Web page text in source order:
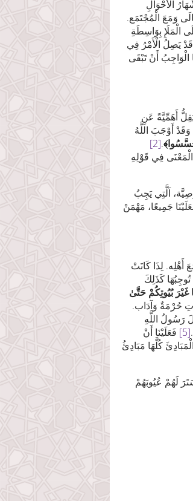
الْأَحْوَالِ
وَمَعَ الْمُجْتَمَع.
الْمَلَإِ بِوَاسِطَةِ
قَدْ يَصِلُ الْأَمْرُ فِي
الْوَاجِبُ أَنْ تَبْقَى
يَقِلُّ أَهَمِّيَّةً عَنِ
وَقَدْ أَوْجَبَ اللَّهُ
﴾.
[2]
اَلَّتِي يَجِبُ
جَمِيعًا، مَهْمَنْ
أَهْلِه. لِذَا كَانَتْ
تُوجِبُهَا كَذَلِكَ
غَيْرَ بُيُوتِكُمْ حَتَّىٰ
حُرْمَةٌ وَآدَاب.
.
[5]
فَعَلَيْنَا أَنْ
كُلَّهَا مَبَادِئُ
لَهُمْ عُيُوبَهُمْ